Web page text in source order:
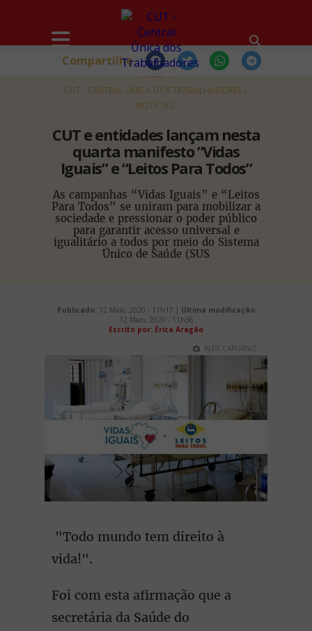
HOME
CUT - CENTRAL ÚNICA DOS TRABALHADORES
NOTÍCIAS
CUT e entidades lançam nesta
quarta manifesto ”Vidas
Iguais” e “Leitos Para Todos”
As campanhas “Vidas Iguais” e “Leitos
Para Todos” se uniram para mobilizar a
sociedade e pressionar o poder público
para garantir acesso universal e
igualitário a todos por meio do Sistema
Único de Saúde (SUS
Compartilhe
Publicado: 12 Maio, 2020 - 11h17 | Última modificação:
12 Maio, 2020 - 11h36
Escrito por: Érica Aragão
ALEX CAPUANO
"Todo mundo tem direito à
vida!".
Foi com esta afirmação que a
secretária da Saúde do